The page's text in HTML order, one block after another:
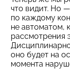
что видит. Но
по каждому
не автоматом,
рассмотрения
оно будет на
момента